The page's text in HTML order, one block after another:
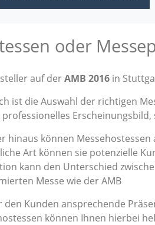
oder
auf derAMB 2016 in
ist die Auswahl der richtigen
hinaus können
Art können sie potenzielle
kann den Unterschied
Messe wie der AMB
den Kunden ansprechende
können Ihnen hierbei